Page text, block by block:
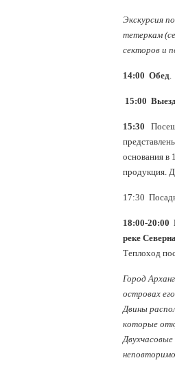
Экскурсия
тетеркам
секторов и
14:00 Обед
15:00
15:30
основания в
продукция.
17:30
18:00-20:00
реке
Теплоход
Город
островах
Двины
которые